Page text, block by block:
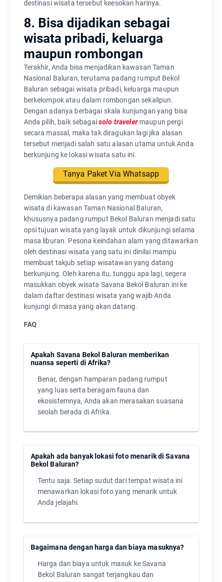
destinasi wisata tersebut keesokan harinya.
8. Bisa dijadikan sebagai
wisata pribadi, keluarga
maupun rombongan
Terakhir, Anda bisa menjadikan kawasan Taman
Nasional Baluran, terutama padang rumput Bekol
Baluran sebagai wisata pribadi, keluarga maupun
berkelompok atau dalam rombongan sekalipun.
Dengan adanya berbagai skala kunjungan yang bisa
Anda pilih, baik sebagaisolo travelermaupun pergi
secara massal, maka tak diragukan lagi jika alasan
tersebut menjadi salah satu alasan utama untuk Anda
berkunjung ke lokasi wisata satu ini.
Tanya Paket Via Whatsapp
Demikian beberapa alasan yang membuat obyek
wisata di kawasan Taman Nasional Baluran,
khususnya padang rumput Bekol Baluran menjadi satu
opsi tujuan wisata yang layak untuk dikunjungi selama
masa liburan. Pesona keindahan alam yang ditawarkan
oleh destinasi wisata yang satu ini dinilai mampu
membuat takjub setiap wisatawan yang datang
berkunjung. Oleh karena itu, tunggu apa lagi, segera
masukkan obyek wisata Savana Bekol Baluran ini ke
dalam daftar destinasi wisata yang wajib Anda
kunjungi di masa yang akan datang.
FAQ
Apakah Savana Bekol Baluran memberikan
nuansa seperti di Afrika?
Benar, dengan hamparan padang rumput
yang luas serta beragam fauna dan
ekosistemnya, Anda akan merasakan suasana
seolah berada di Afrika.
Apakah ada banyak lokasi foto menarik di Savana
Bekol Baluran?
Tentu saja. Setiap sudut dari tempat wisata ini
menawarkan lokasi foto yang menarik untuk
Anda jelajahi.
Bagaimana dengan harga dan biaya masuknya?
Harga dan biaya untuk masuk ke Savana
Bekol Baluran sangat terjangkau dan